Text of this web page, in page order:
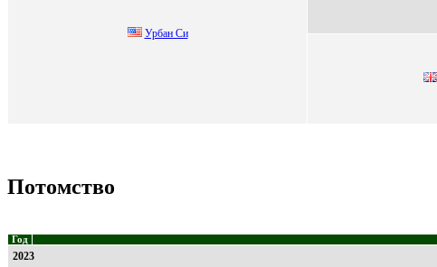
Урбaн Си
Потомство
Год
2023